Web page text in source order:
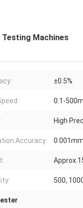
Machines
±0.5%
0.1-
High
Accuracy: 0.001mm
500,